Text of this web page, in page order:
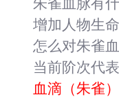
朱雀血脉有
增加人物生
怎么对朱雀
当前阶次代
血滴（朱雀）